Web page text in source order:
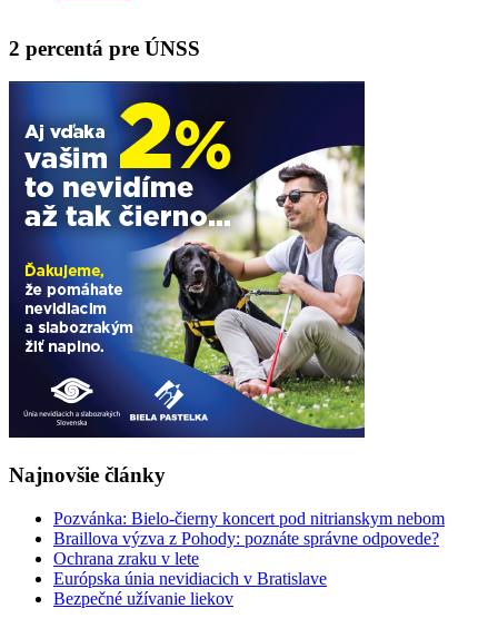
2 percentá pre ÚNSS
Najnovšie články
Pozvánka: Bielo-čierny koncert pod nitrianskym nebom
Braillova výzva z Pohody: poznáte správne odpovede?
Ochrana zraku v lete
Európska únia nevidiacich v Bratislave
Bezpečné užívanie liekov